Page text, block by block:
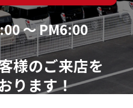
～ PM6:00
様のご来店を
ります！